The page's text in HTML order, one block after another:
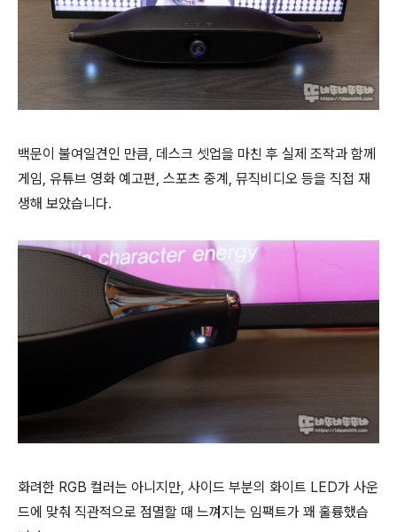
백문이 불여일견인 만큼, 데스크 셋업을 마친 후 실제 조작과 함께
게임, 유튜브 영화 예고편, 스포츠 중계, 뮤직비디오 등을 직접 재
생해 보았습니다.
화려한 RGB 컬러는 아니지만, 사이드 부분의 화이트 LED가 사운
드에 맞춰 직관적으로 점멸할 때 느껴지는 임팩트가 꽤 훌륭했습